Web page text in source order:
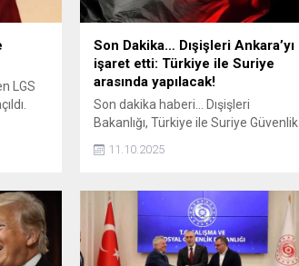
LGS
Son Dakika… Dışişleri Ankara’yı
işaret etti: Türkiye ile Suriye
arasında yapılacak!
Son dakika haberi... Dışişleri
Bakanlığı, Türkiye ile Suriye Güvenlik
Ankara'da yapılacağını açıkladı.
11.10.2025